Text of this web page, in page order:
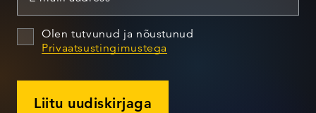
Olen tutvunud ja nõustunud
Privaatsustingimustega
Liitu uudiskirjaga